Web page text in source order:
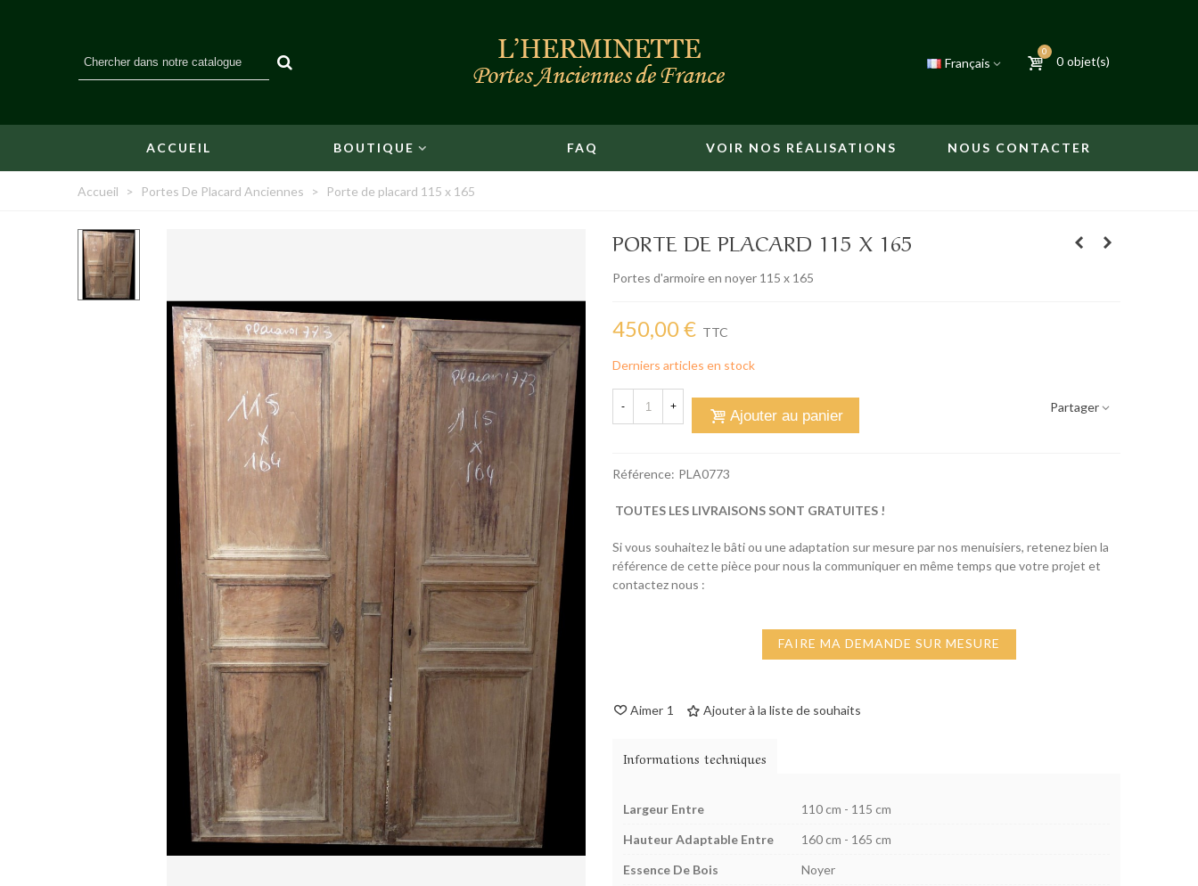
Français
0
0 objet(s)
ACCUEIL BOUTIQUE FAQ VOIR NOS RÉALISATIONS NOUS CONTACTER
Accueil > Portes De Placard Anciennes > Porte de placard 115 x 165
PORTE DE PLACARD 115 X 165
Portes d'armoire en noyer 115 x 165
450,00 € TTC
Derniers articles en stock
- +
Ajouter au panier
Partager
Référence: PLA0773
TOUTES LES LIVRAISONS SONT GRATUITES !
Si vous souhaitez le bâti ou une adaptation sur mesure par nos menuisiers, retenez bien la
référence de cette pièce pour nous la communiquer en même temps que votre projet et
contactez nous :
FAIRE MA DEMANDE SUR MESURE
Aimer 1 Ajouter à la liste de souhaits
Informations techniques
Largeur Entre
110 cm - 115 cm
Hauteur Adaptable Entre
160 cm - 165 cm
Essence De Bois
Noyer